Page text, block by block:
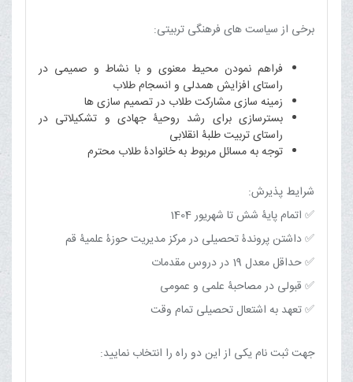
برخی از سیاست های فرهنگی تربیتی:
فراهم نمودن محیط معنوی و با نشاط و صمیمی در
راستای افزایش همدلی و انسجام طلاب
زمینه سازی مشارکت طلاب در تصمیم سازی ها
بسترسازی برای رشد روحیۀ جهادی و تشکیلاتی در
راستای تربیت طلبۀ انقلابی
توجه به مسائل مربوط به خانوادۀ طلاب محترم
شرایط پذیرش:
✅ اتمام پایۀ شش تا شهریور 1404
✅ داشتن پروندۀ تحصیلی در مرکز مدیریت حوزۀ علمیۀ قم
✅ حداقل معدل 19 در دروس مقدمات
✅ قبولی در مصاحبۀ علمی و عمومی
✅ تعهد به اشتعال تحصیلی تمام وقت
جهت ثبت نام یکی از این دو راه را انتخاب نمایید: